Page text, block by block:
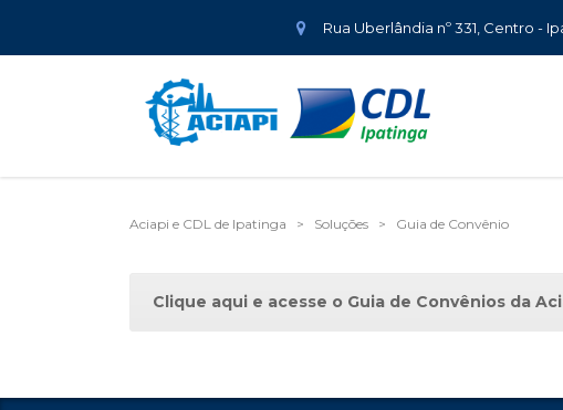
Rua Uberlândia nº 331, Centro -
Aciapi e CDL de Ipatinga > Soluções > Guia de Convênio
Clique aqui e acesse o Guia de Convênios da